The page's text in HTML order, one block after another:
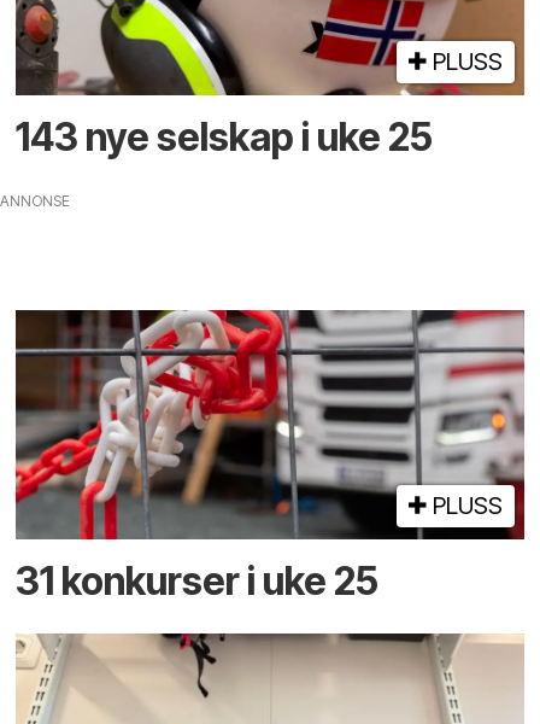
PLUSS
143 nye selskap i uke 25
ANNONSE
PLUSS
31 konkurser i uke 25